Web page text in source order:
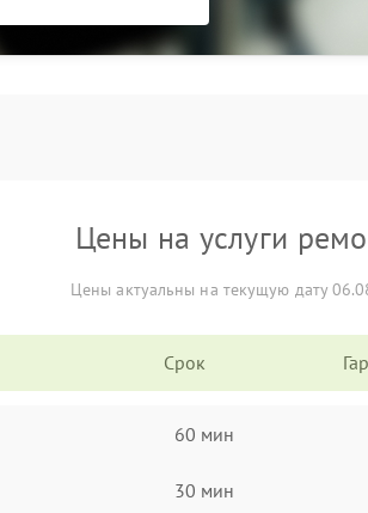
Цены на услуги
Цены актуальны на текущую дату
Срок
60 мин
30 мин